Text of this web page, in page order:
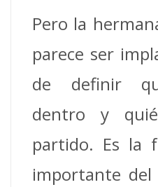
Pero la
parece ser
de definir
dentro y
partido. Es la
importante